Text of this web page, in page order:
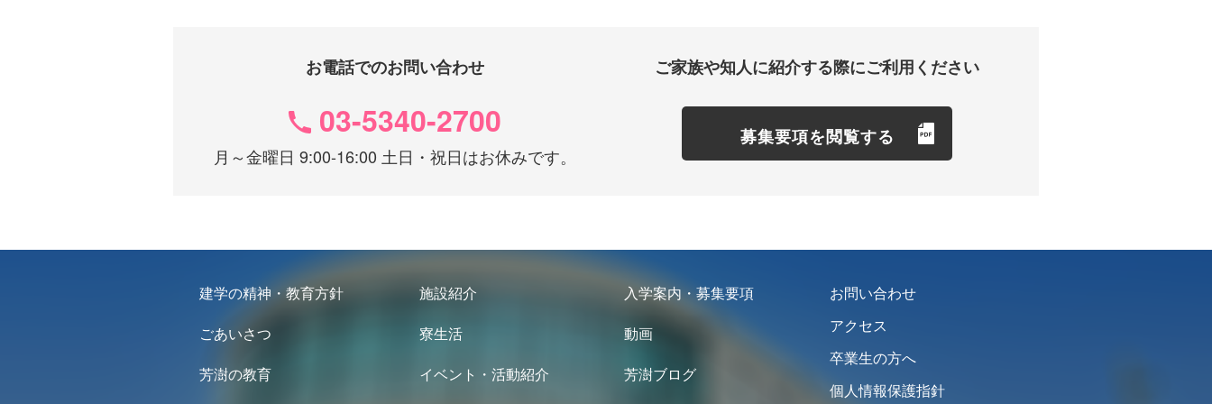
お電話でのお問い合わせ
03-5340-2700
月～金曜日 9:00-16:00 土日・祝日はお休みです。
ご家族や知人に紹介する際にご利用ください
募集要項を閲覧する
建学の精神・教育方針
ごあいさつ
芳澍の教育
施設紹介
寮生活
イベント・活動紹介
入学案内・募集要項
動画
芳澍ブログ
お問い合わせ
アクセス
卒業生の方へ
個人情報保護指針